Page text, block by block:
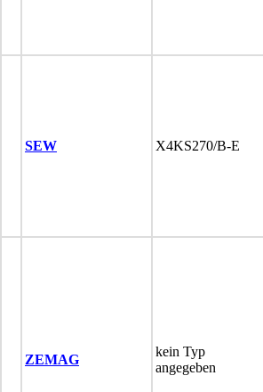
SEW X4KS270/B-E
ZEMAG
kein Typ
angegeben